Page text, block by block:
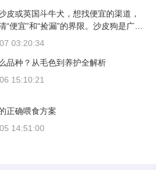
皮或英国斗牛犬，想找便宜的渠道，
“便宜”和“捡漏”的界限。沙皮狗是广东
价格比北方城市有优势；英国斗牛犬
格区间。
03:20:34
品种？从毛色到养护全解析
15:10:21
正确喂食方案
14:51:00